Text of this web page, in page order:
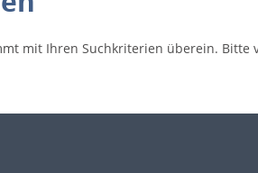
mit Ihren Suchkriterien überein. Bitte